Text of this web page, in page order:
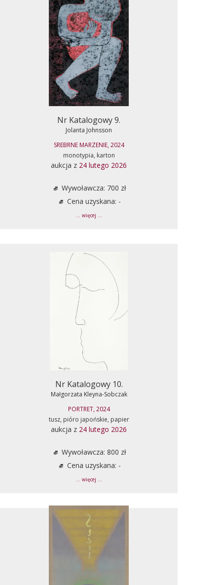
Nr Katalogowy 9.
Jolanta Johnsson
SREBRNE MARZENIE, 2024
monotypia, karton
aukcja z 24 lutego 2026
Wywoławcza: 700 zł
Cena uzyskana: -
... więcej ...
Nr Katalogowy 10.
Małgorzata Kleyna-Sobczak
PORTRET, 2024
tusz, pióro japońskie, papier
aukcja z 24 lutego 2026
Wywoławcza: 800 zł
Cena uzyskana: -
... więcej ...